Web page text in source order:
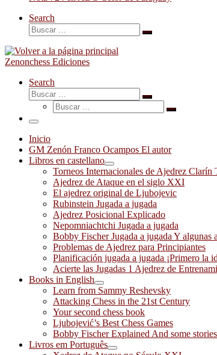
Search
Buscar
Buscar
Zenonchess Ediciones
Search
Buscar
Buscar
Buscar
Buscar
Menú
Inicio
GM Zenón Franco Ocampos El autor
Libros en castellano
Torneos Internacionales de Ajedrez Clarín
Ajedrez de Ataque en el siglo XXI
El ajedrez original de Ljubojevic
Rubinstein Jugada a jugada
Ajedrez Posicional Explicado
Nepomniachtchi Jugada a jugada
Bobby Fischer Jugada a jugada Y algunas
Problemas de Ajedrez para Principiantes
Planificación jugada a jugada ¡Primero la
Acierte las Jugadas 1 Ajedrez de
Books in English
Learn from Sammy Reshevsky
Attacking Chess in the 21st Century
Your second chess book
Ljubojević’s Best Chess Games
Bobby Fischer Explained And some stories
Livros em Português